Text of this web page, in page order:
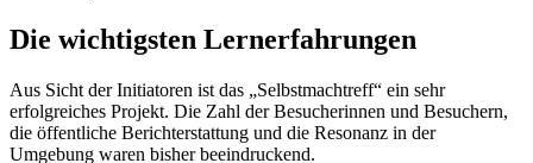
Die wichtigsten Lernerfahrungen
Aus Sicht der Initiatoren ist das „Selbstmachtreff“ ein sehr
erfolgreiches Projekt. Die Zahl der Besucherinnen und Besuchern,
die öffentliche Berichterstattung und die Resonanz in der
Umgebung waren bisher beeindruckend.